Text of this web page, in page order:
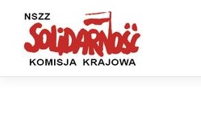
content